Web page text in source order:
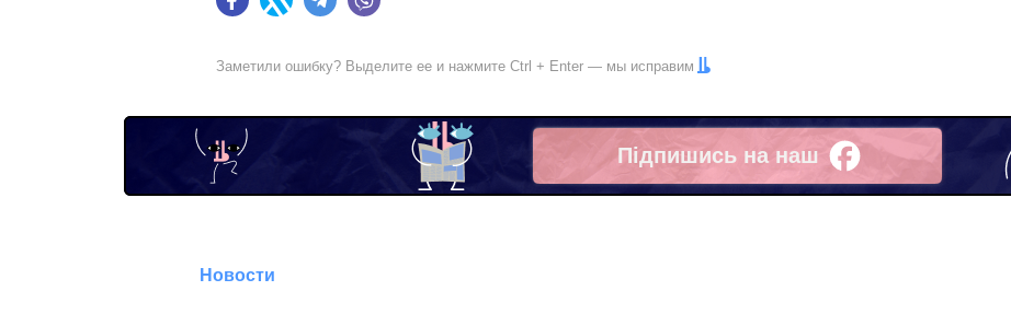
FacebookTwitter Telegram
Заметили ошибку? Выделите ее и нажмите Ctrl + Enter — мы исправим
Підпишись на наш
Facebook
Новости